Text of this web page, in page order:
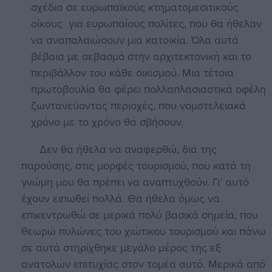
σχέδια σε ευρωπαϊκούς κτηματομεσιτικούς
οίκους για ευρωπαίους πολίτες, που θα ήθελαν
να αναπαλαιώσουν μια κατοικία. Όλα αυτά
βέβαια με σεβασμό στην αρχιτεκτονική και το
περιβάλλον του κάθε οικισμού. Μια τέτοια
πρωτοβουλία θα φέρει πολλαπλασιαστικά οφέλη
ζωντανεύοντας περιοχές, που νομοτελειακά
χρόνο με το χρόνο θα σβήσουν.
Δεν θα ήθελα να αναφερθώ, διά της
παρούσης, στις μορφές τουρισμού, που κατά τη
γνώμη μου θα πρέπει να αναπτυχθούν. Γι’ αυτό
έχουν ειπωθεί πολλά. Θα ήθελα όμως να
επικεντρωθώ σε μερικά πολύ βασικά σημεία, που
θεωρώ πυλώνες του χιώτικου τουρισμού και πάνω
σε αυτά στηρίχθηκε μεγάλο μέρος της εξ
ανατολών επιτυχίας στον τομέα αυτό. Μερικά από